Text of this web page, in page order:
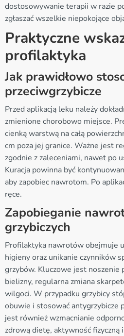
dostosowywanie terapii w razie
zgłaszać wszelkie niepokojące
Praktyczne
profilaktyka
Jak prawidłowo
przeciwgrzybicze
Przed aplikacją leku należy
zmienione chorobowo miejsce.
cienką warstwą na całą
cm poza jej granice. Ważne jest
zgodnie z zaleceniami, nawet po
Kuracja powinna być
aby zapobiec nawrotom. Po
ręce.
Zapobieganie
grzybiczych
Profilaktyka nawrotów obejmuje
higieny oraz unikanie czynników
grzybów. Kluczowe jest noszenie
bielizny, regularna zmiana
wilgoci. W przypadku grzybicy
obuwie i stosować antygrzybicze
jest również wzmacnianie
zdrową dietę, aktywność fizyczną